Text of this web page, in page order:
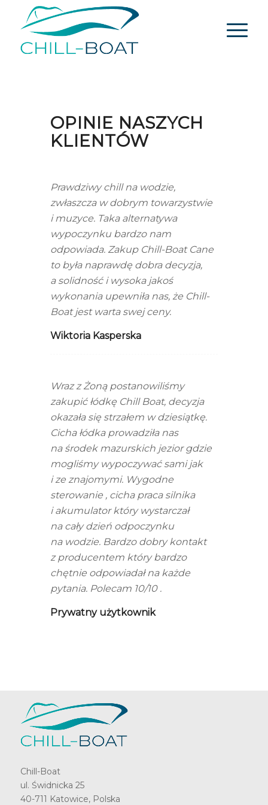
OPINIE NASZYCH
KLIENTÓW
Prawdziwy chill na wodzie,
zwłaszcza w dobrym towarzystwie
i muzyce. Taka alternatywa
wypoczynku bardzo nam
odpowiada. Zakup Chill-Boat Cane
to była naprawdę dobra decyzja,
a solidność i wysoka jakoś
wykonania upewniła nas, że Chill-
Boat jest warta swej ceny.
Wiktoria Kasperska
Wraz z Żoną postanowiliśmy
zakupić łódkę Chill Boat, decyzja
okazała się strzałem w dziesiątkę.
Cicha łódka prowadziła nas
na środek mazurskich jezior gdzie
mogliśmy wypoczywać sami jak
i ze znajomymi. Wygodne
sterowanie , cicha praca silnika
i akumulator który wystarczał
na cały dzień odpoczynku
na wodzie. Bardzo dobry kontakt
z producentem który bardzo
chętnie odpowiadał na każde
pytania. Polecam 10/10 .
Prywatny użytkownik
Chill-Boat
ul. Świdnicka 25
40-711 Katowice, Polska